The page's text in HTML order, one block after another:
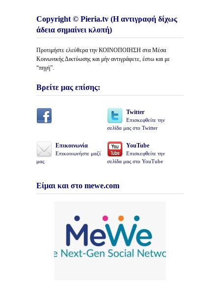
Copyright © Pieria.tv (Η αντιγραφή δίχως
άδεια σημαίνει κλοπή)
Προτιμήστε ελεύθερα την ΚΟΙΝΟΠΟΙΗΣΗ στα Μέσα
Κοινωνικής Δικτύωσης και μήν αντιγράφετε, έστω και με
“πηγή”.
Βρείτε μας επίσης:
Twitter
Επισκεφθείτε την
σελίδα μας στο Twitter
Επικοινωνία
Επικοινωνήστε μαζί
μας
YouTube
Επισκεφθείτε την
σελίδα μας στο YouTube
Είμαι και στο mewe.com